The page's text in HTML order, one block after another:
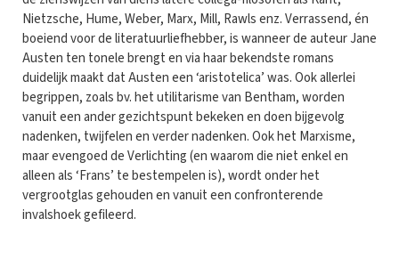
Nietzsche, Hume, Weber, Marx, Mill, Rawls enz. Verrassend, én
boeiend voor de literatuurliefhebber, is wanneer de auteur Jane
Austen ten tonele brengt en via haar bekendste romans
duidelijk maakt dat Austen een ‘aristotelica’ was. Ook allerlei
begrippen, zoals bv. het utilitarisme van Bentham, worden
vanuit een ander gezichtspunt bekeken en doen bijgevolg
nadenken, twijfelen en verder nadenken. Ook het Marxisme,
maar evengoed de Verlichting (en waarom die niet enkel en
alleen als ‘Frans’ te bestempelen is), wordt onder het
vergrootglas gehouden en vanuit een confronterende
invalshoek gefileerd.